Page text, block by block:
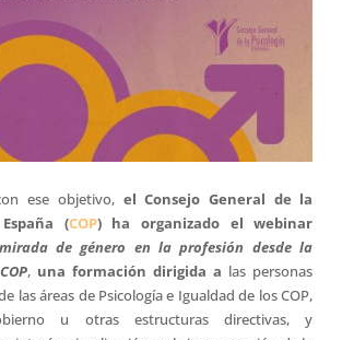
ese objetivo, el Consejo General de la
(COP) ha organizado el webinar
de género en la profesión desde la
, una formación dirigida a las personas
las áreas de Psicología e Igualdad de los COP,
u otras estructuras directivas, y